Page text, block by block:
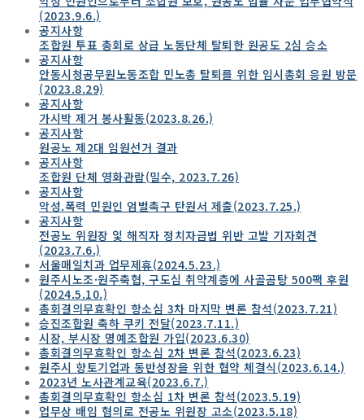
(2023.9.6.)
공지사항
조합원 투표 총회로 상급 노동단체 탈퇴한 원공도 2심 승소
공지사항
안동시청공무원노동조합 민노총 탈퇴를 위한 임시총회 응원 방문
(2023.8.29)
공지사항
가시박 제거 봉사활동(2023.8.26.)
공지사항
원공노 제2대 임원선거 결과
공지사항
조합원 단체 영화관람(밀수, 2023.7.26)
공지사항
악성.폭력 민원인 엄벌촉구 탄원서 제출(2023.7.25.)
공지사항
전공노 위원장 잋 해직자 정치자금법 위반 고발 기자회견
(2023.7.6.)
서울매일치과 업무제휴(2024.5.23.)
원주시노조·원주축협, 구도심 취약계층에 사골곰탕 500팩 후원
(2024.5.10.)
총회결의무효확인 항소심 3차 마지막 변론 참석(2023.7.21)
승진조합원 축하 쿠키 전달(2023.7.11.)
시장, 부시장 명예조합원 가입(2023.6.30)
총회결의무효확인 항소심 2차 변론 참석(2023.6.23)
원주시 향토기업과 동반성장을 위한 협약 체결식(2023.6.14.)
2023년 노사관계교육(2023.6.7.)
총회결의무효확인 항소심 1차 변론 참석(2023.5.19)
업무상 배임 혐의로 전공노 위원장 고소(2023.5.18)